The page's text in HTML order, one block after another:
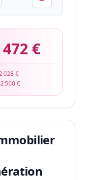
472 €
028 €
500 €